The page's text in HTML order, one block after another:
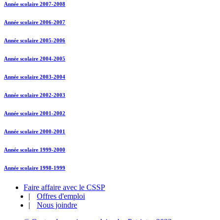
Année scolaire 2007-2008
Année scolaire 2006-2007
Année scolaire 2005-2006
Année scolaire 2004-2005
Année scolaire 2003-2004
Année scolaire 2002-2003
Année scolaire 2001-2002
Année scolaire 2000-2001
Année scolaire 1999-2000
Année scolaire 1998-1999
Faire affaire avec le CSSP
|
Offres d'emploi
|
Nous joindre